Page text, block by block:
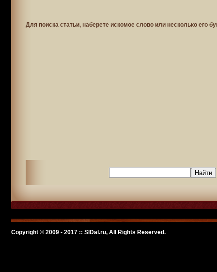
Для поиска статьи, наберете искомое слово или несколько его
Copyright © 2009 - 2017 :: SlDal.ru, All Rights Reserved.